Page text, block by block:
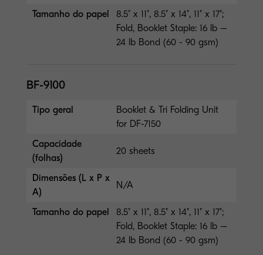
Tamanho do papel
8.5" x 11", 8.5" x 14", 11" x 17";
Fold, Booklet Staple: 16 lb –
24 lb Bond (60 - 90 gsm)
BF-9100
Tipo geral
Booklet & Tri Folding Unit
for DF-7150
Capacidade
(folhas)
20 sheets
Dimensões (L x P x
A)
N/A
Tamanho do papel
8.5" x 11", 8.5" x 14", 11" x 17";
Fold, Booklet Staple: 16 lb –
24 lb Bond (60 - 90 gsm)